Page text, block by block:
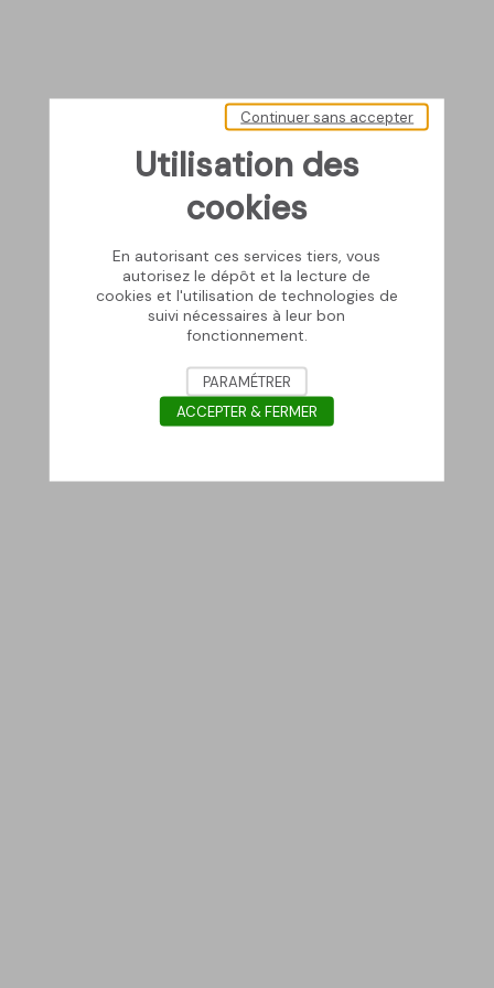
Utilisation des
cookies
En autorisant ces services tiers, vous
autorisez le dépôt et la lecture de
cookies et l'utilisation de technologies de
suivi nécessaires à leur bon
fonctionnement.
Continuer sans accepter
PARAMÉTRER
ACCEPTER & FERMER